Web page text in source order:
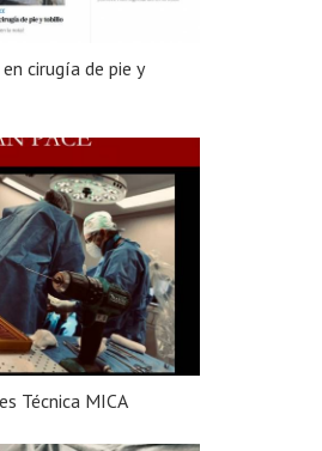
cirugía de pie y
Técnica MICA